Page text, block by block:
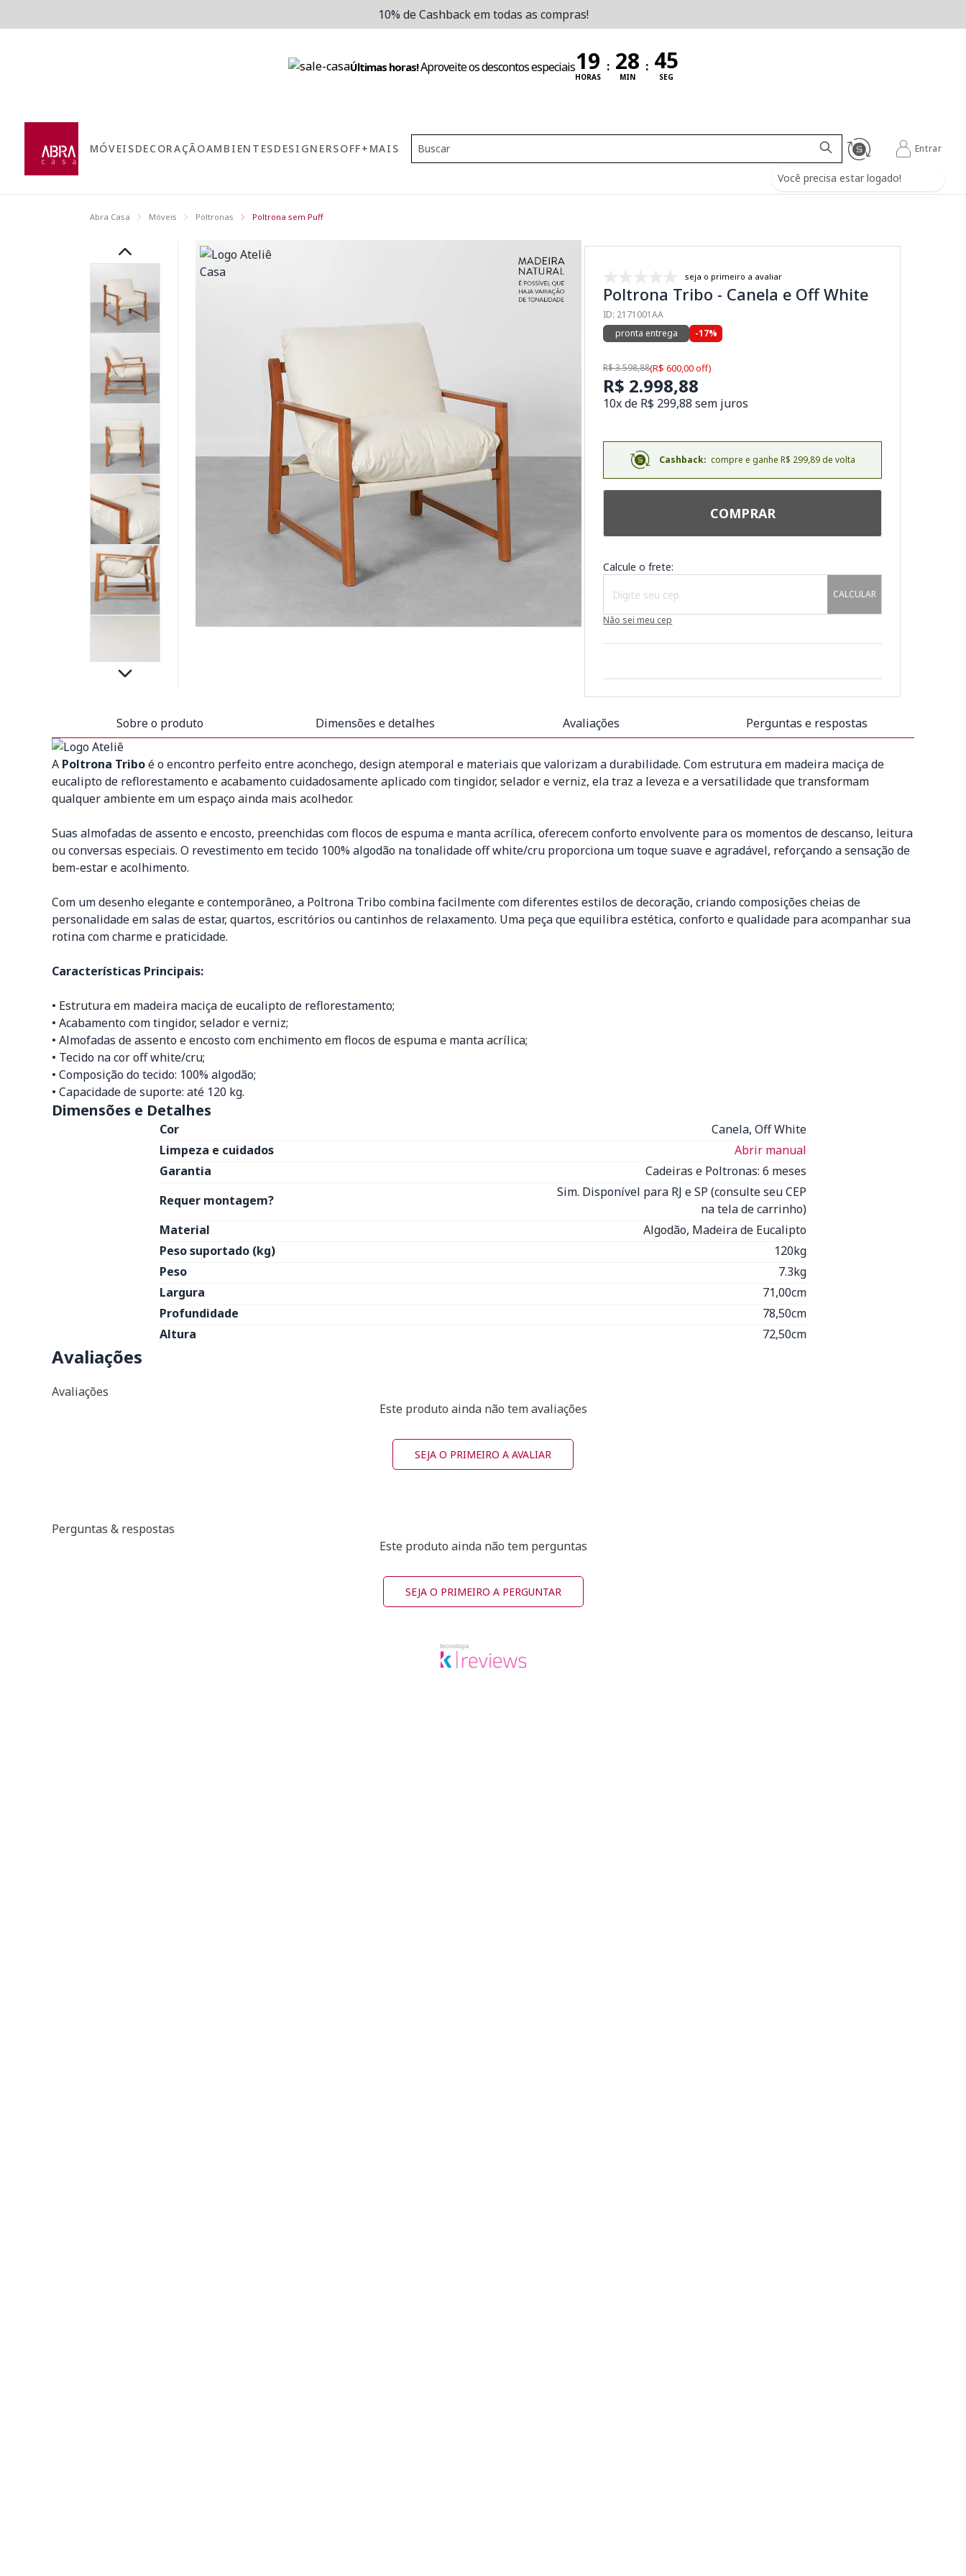
10% de Cashback em todas as compras!
Últimas horas!Aproveite os descontos especiais
HORAS
:
MIN
:
SEG
MÓVEISDECORAÇÃOAMBIENTESDESIGNERSOFF+MAIS
Você precisa estar logado!
Entrar
Abra Casa Móveis Poltronas Poltrona sem Puff
seja o primeiro a avaliar
Poltrona Tribo - Canela e Off White
ID: 2171001AA
pronta entrega
-17%
R$ 3.598,88(R$ 600,00 off)
R$ 2.998,88
10x de R$ 299,88 sem juros
Cashback: compre e ganhe R$ 299,89 de volta
COMPRAR
Calcule o frete:
CALCULAR
Não sei meu cep
Sobre o produto Dimensões e detalhes Avaliações Perguntas e respostas
A Poltrona Triboé o encontro perfeito entre aconchego, design atemporal e materiais que valorizam a durabilidade. Com estrutura em madeira maciça de
eucalipto de reflorestamento e acabamento cuidadosamente aplicado com tingidor, selador e verniz, ela traz a leveza e a versatilidade que transformam
qualquer ambiente em um espaço ainda mais acolhedor.
Suas almofadas de assento e encosto, preenchidas com flocos de espuma e manta acrílica, oferecem conforto envolvente para os momentos de descanso, leitura
ou conversas especiais. O revestimento em tecido 100% algodão na tonalidade off white/cru proporciona um toque suave e agradável, reforçando a sensação de
bem-estar e acolhimento.
Com um desenho elegante e contemporâneo, a Poltrona Tribo combina facilmente com diferentes estilos de decoração, criando composições cheias de
personalidade em salas de estar, quartos, escritórios ou cantinhos de relaxamento. Uma peça que equilibra estética, conforto e qualidade para acompanhar sua
rotina com charme e praticidade.
Características Principais:
• Estrutura em madeira maciça de eucalipto de reflorestamento;
• Acabamento com tingidor, selador e verniz;
• Almofadas de assento e encosto com enchimento em flocos de espuma e manta acrílica;
• Tecido na cor off white/cru;
• Composição do tecido: 100% algodão;
• Capacidade de suporte: até 120 kg.
Dimensões e Detalhes
Cor
Canela, Off White
Limpeza e cuidados
Abrir manual
Garantia
Cadeiras e Poltronas: 6 meses
Requer montagem?
Sim. Disponível para RJ e SP (consulte seu CEP
na tela de carrinho)
Material
Algodão, Madeira de Eucalipto
Peso suportado (kg)
120kg
Peso
7.3kg
Largura
71,00cm
Profundidade
78,50cm
Altura
72,50cm
Avaliações
Avaliações
Este produto ainda não tem avaliações
SEJA O PRIMEIRO A AVALIAR
Perguntas & respostas
Este produto ainda não tem perguntas
SEJA O PRIMEIRO A PERGUNTAR